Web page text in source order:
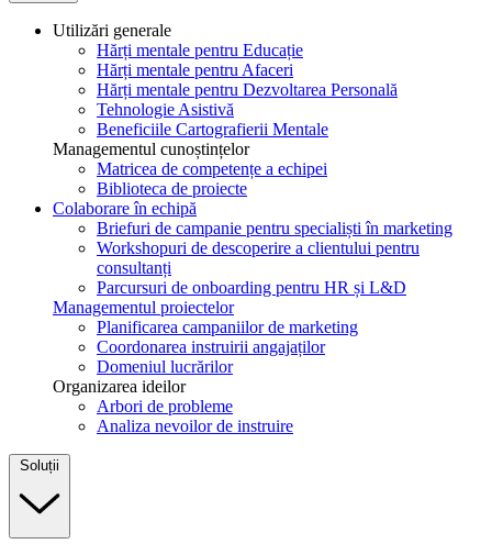
Utilizări generale
Hărți mentale pentru Educație
Hărți mentale pentru Afaceri
Hărți mentale pentru Dezvoltarea Personală
Tehnologie Asistivă
Beneficiile Cartografierii Mentale
Managementul cunoștințelor
Matricea de competențe a echipei
Biblioteca de proiecte
Colaborare în echipă
Briefuri de campanie pentru specialiști în marketing
Workshopuri de descoperire a clientului pentru
consultanți
Parcursuri de onboarding pentru HR și L&D
Managementul proiectelor
Planificarea campaniilor de marketing
Coordonarea instruirii angajaților
Domeniul lucrărilor
Organizarea ideilor
Arbori de probleme
Analiza nevoilor de instruire
Soluții